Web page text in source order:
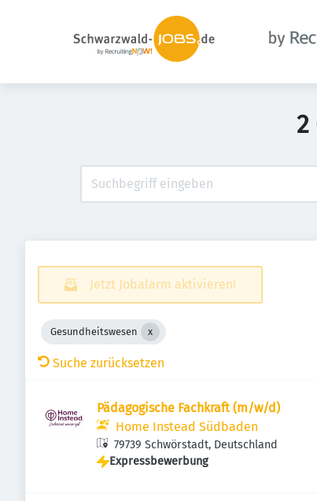
2
Jetzt Jobalarm aktivieren!
Gesundheitswesen
Suche zurücksetzen
Pädagogische Fachkraft (m/w/d)
Home Instead Südbaden
79739 Schwörstadt, Deutschland
Expressbewerbung